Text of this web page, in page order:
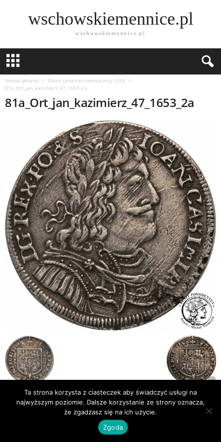
wschowskiemennice.pl
wschowskiemennice.pl
Strona główna
Okres Jana Kazimierza orty 1653
81a_Ort_jan_kazimierz_47_1653_2a
81a_Ort_jan_kazimierz_47_1653_2a
Publikacje
Bibliografia
© Newsmag WordPress Theme by TagDiv
Ta strona korzysta z ciasteczek aby świadczyć usługi na
najwyższym poziomie. Dalsze korzystanie ze strony oznacza,
że zgadzasz się na ich użycie.
Zgoda